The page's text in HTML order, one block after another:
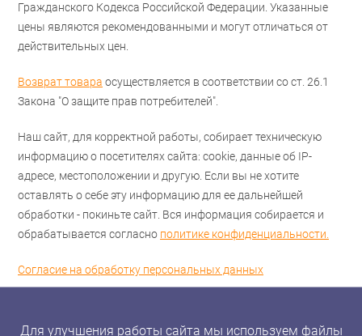
Гражданского Кодекса Российской Федерации. Указанные
цены являются рекомендованными и могут отличаться от
действительных цен.
Возврат товара осуществляется в соответствии со ст. 26.1
Закона "О защите прав потребителей".
Наш сайт, для корректной работы, собирает техническую
информацию о посетителях сайта: cookie, данные об IP-
адресе, местоположении и другую. Если вы не хотите
оставлять о себе эту информацию для ее дальнейшей
обработки - покиньте сайт. Вся информация собирается и
обрабатывается согласно политике конфиденциальности.
Согласие на обработку персональных данных
Для улучшения работы сайта мы используем файлы